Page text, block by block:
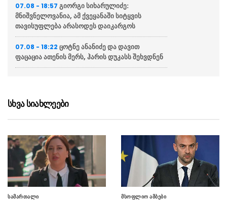
07.08 - 18:57 გიორგი სიხარულიძე:
მნიშვნელოვანია, ამ ქვეყანაში სიტყვის
თავისუფლება არასოდეს დაიკარგოს
07.08 - 18:22 ცოტნე ანანიძე და დავით
ფაცაცია ათენის მერს, ჰარის დუკასს შეხვდნენ
07.08 - 17:13ევროკავშირის პრესსპიკერი:
07.08 - 16:59“სააკაშვილმა ჯარი მართვის
გარეშე დატოვა, ფრონტის ხაზი, დაჭრილი
მებრძოლები მიატოვა”
თავმჯდომარე – აღიარეთ ფაქტები და
სხვა სიახლეები
სამართალი მსოფლიო ამბები